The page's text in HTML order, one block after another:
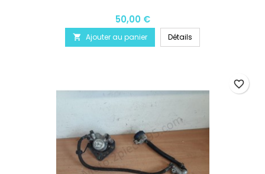
50,00 €
 Ajouter au panier Détails
favorite_border